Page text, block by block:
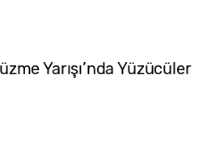
Yarışı’nda Yüzücüler